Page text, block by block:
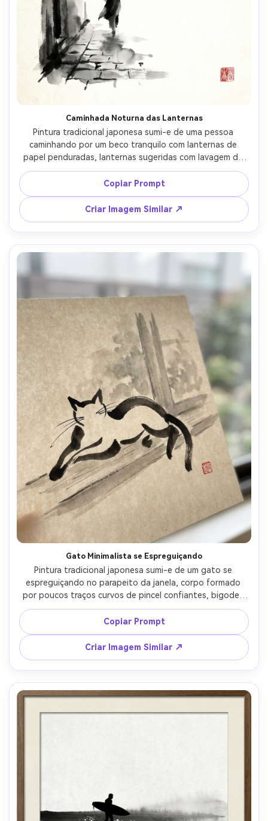
Caminhada Noturna das Lanternas
Pintura tradicional japonesa sumi-e de uma pessoa
caminhando por um beco tranquilo com lanternas de
papel penduradas, lanternas sugeridas com lavagem de
luz e pequenos toques vermelhos, sombras em
florescimento de tinta molhada, telhados distantes
desaparecendo na névoa, espaço negativo forte, textura
de papel de arroz, calma cinematográfica, selo, lente
85mm, profundidade de campo rasa --ar 4:5
Copiar Prompt
Criar Imagem Similar ↗
Gato Minimalista se Espreguiçando
Pintura tradicional japonesa sumi-e de um gato se
espreguiçando no parapeito da janela, corpo formado
por poucos traços curvos de pincel confiantes, bigodes
como linhas finas de caligrafia, detalhes mínimos do
interior, lavagem suave de cinza ao fundo, muito espaço
branco, textura de papel de arroz, humor brincalhão e
elegante, selo vermelho, lente 85mm, profundidade de
campo rasa, iluminação cinematográfica suave --ar 4:5
Copiar Prompt
Criar Imagem Similar ↗